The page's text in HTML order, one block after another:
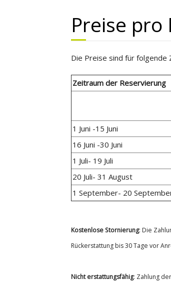
Preise pro
Die Preise sind für folgende
Zeitraum der Reservierung
1 Juni -15 Juni
16 Juni -30 Juni
1 Juli- 19 Juli
20 Juli- 31 August
1 September- 20
Kostenlose Stornierung: Die
Rückerstattung bis 30 Tage vor
Nicht erstattungsfähig: Zahlung